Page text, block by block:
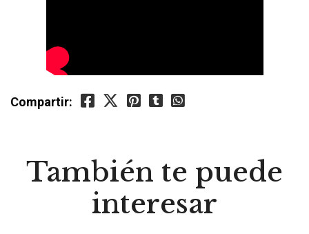
Compartir:
También te puede
interesar